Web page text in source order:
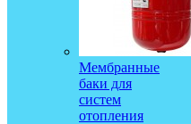
Мембранные
баки для
систем
отопления